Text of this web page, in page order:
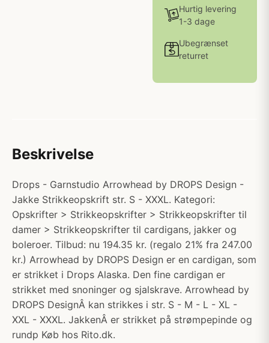
Hurtig levering
1-3 dage
Ubegrænset
returret
Beskrivelse
Drops - Garnstudio Arrowhead by DROPS Design -
Jakke Strikkeopskrift str. S - XXXL. Kategori:
Opskrifter > Strikkeopskrifter > Strikkeopskrifter til
damer > Strikkeopskrifter til cardigans, jakker og
boleroer. Tilbud: nu 194.35 kr. (regalo 21% fra 247.00
kr.) Arrowhead by DROPS Design er en cardigan, som
er strikket i Drops Alaska. Den fine cardigan er
strikket med snoninger og sjalskrave. Arrowhead by
DROPS DesignÂ kan strikkes i str. S - M - L - XL -
XXL - XXXL. JakkenÂ er strikket på strømpepinde og
rundp Køb hos Rito.dk.